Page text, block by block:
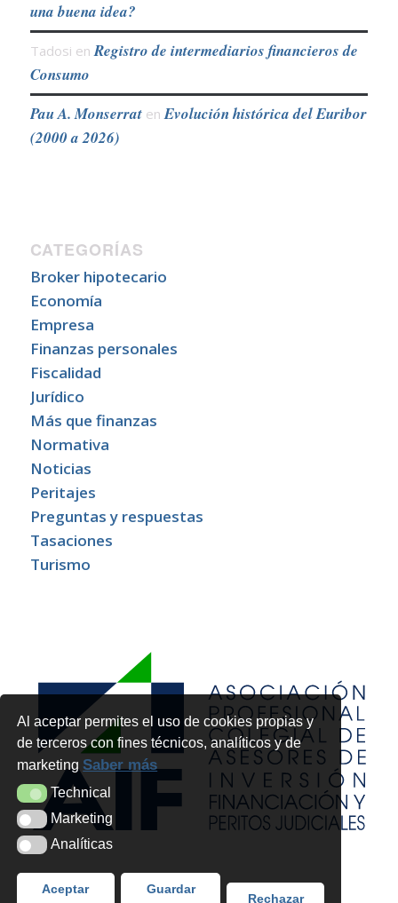
Al aceptar permites el uso de cookies propias y
de terceros con fines técnicos, analíticos y de
marketingSaber más
TechnicalTechnical
MarketingMarketing
AnalíticasAnalíticas
Aceptar
Guardar
Rechazar
una buena idea?
Tadosi enRegistro de intermediarios financieros de
Consumo
Pau A. MonserratenEvolución histórica del Euribor
(2000 a 2026)
CATEGORÍAS
Broker hipotecario
Economía
Empresa
Finanzas personales
Fiscalidad
Jurídico
Más que finanzas
Normativa
Noticias
Peritajes
Preguntas y respuestas
Tasaciones
Turismo